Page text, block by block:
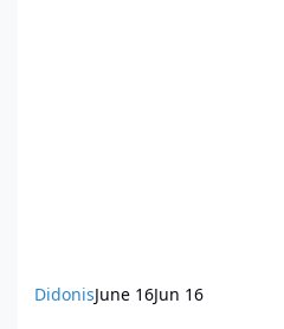
DidonisJune 16Jun 16